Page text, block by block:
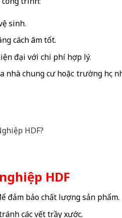
sinh.
cách âm tốt.
đại với chi phí hợp lý.
nhà chung cư hoặc trường học
HDF
đảm bảo chất lượng sản phẩm.
các vết trầy xước.